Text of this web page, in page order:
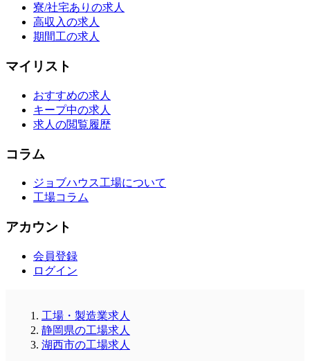
寮/社宅ありの求人
高収入の求人
期間工の求人
マイリスト
おすすめの求人
キープ中の求人
求人の閲覧履歴
コラム
ジョブハウス工場について
工場コラム
アカウント
会員登録
ログイン
工場・製造業求人
静岡県の工場求人
湖西市の工場求人